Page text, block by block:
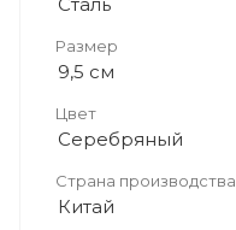
Размер
9,5 см
Цвет
Серебряный
Страна производства
Китай